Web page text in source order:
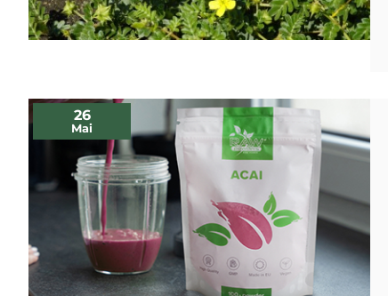
26
Mai